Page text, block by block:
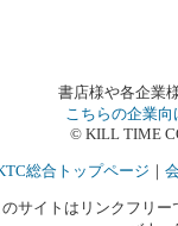
書店様や各企業
こちらの企業
© KILL TIME
総合トップページ ｜
のサイトはリンクフリ